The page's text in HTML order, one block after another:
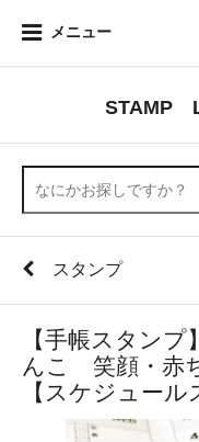
メニュー
STAMP
スタンプ
【手帳スタン
んこ 笑顔・赤
【スケジュール